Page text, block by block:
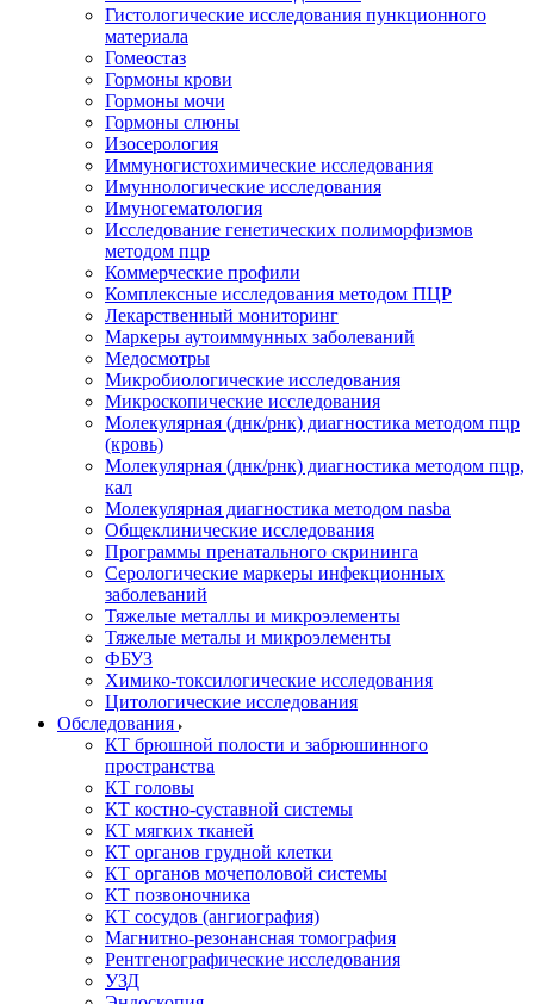
Гистологические исследования пункционного
материала
Гомеостаз
Гормоны крови
Гормоны мочи
Гормоны слюны
Изосерология
Иммуногистохимические исследования
Имуннологические исследования
Имуногематология
Исследование генетических полиморфизмов
методом пцр
Коммерческие профили
Комплексные исследования методом ПЦР
Лекарственный мониторинг
Маркеры аутоиммунных заболеваний
Медосмотры
Микробиологические исследования
Микроскопические исследования
Молекулярная (днк/рнк) диагностика методом пцр
(кровь)
Молекулярная (днк/рнк) диагностика методом пцр,
кал
Молекулярная диагностика методом nasba
Общеклинические исследования
Программы пренатального скрининга
Серологические маркеры инфекционных
заболеваний
Тяжелые металлы и микроэлементы
Тяжелые металы и микроэлементы
ФБУЗ
Химико-токсилогические исследования
Цитологические исследования
Обследования
КТ брюшной полости и забрюшинного
пространства
КТ головы
КТ костно-суставной системы
КТ мягких тканей
КТ органов грудной клетки
КТ органов мочеполовой системы
КТ позвоночника
КТ сосудов (ангиография)
Магнитно-резонансная томография
Рентгенографические исследования
УЗД